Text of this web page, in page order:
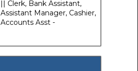
|| Clerk, Bank Assistant,
Assistant Manager, Cashier,
Accounts Asst -